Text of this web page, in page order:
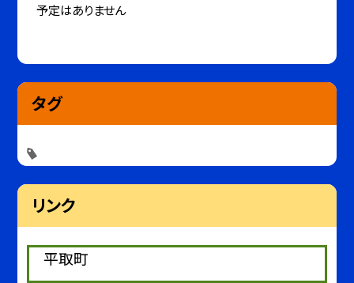
予定はありません
タグ
リンク
平取町